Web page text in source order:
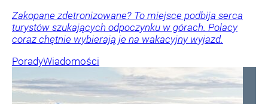
Zakopane zdetronizowane? To miejsce podbija serca
turystów szukających odpoczynku w górach. Polacy
coraz chętnie wybierają je na wakacyjny wyjazd.
PoradyWiadomości